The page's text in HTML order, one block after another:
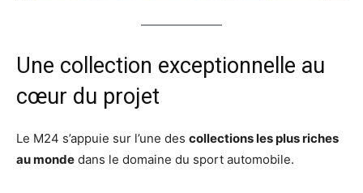
Une collection exceptionnelle au
cœur du projet
Le M24 s’appuie sur l’une des collections les plus riches
au monde dans le domaine du sport automobile.